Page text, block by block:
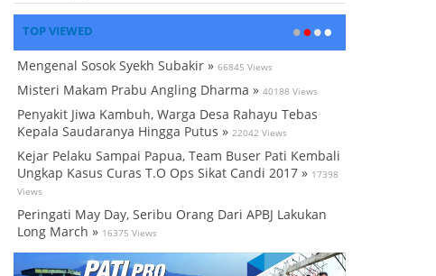
TOP VIEWED
Mengenal Sosok Syekh Subakir » 66845 Views
Misteri Makam Prabu Angling Dharma » 40188 Views
Penyakit Jiwa Kambuh, Warga Desa Rahayu Tebas
Kepala Saudaranya Hingga Putus » 22042 Views
Kejar Pelaku Sampai Papua, Team Buser Pati Kembali
Ungkap Kasus Curas T.O Ops Sikat Candi 2017 » 17398
Views
Peringati May Day, Seribu Orang Dari APBJ Lakukan
Long March » 16375 Views